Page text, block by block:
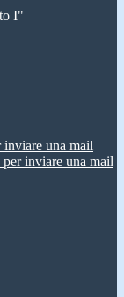
I"
una mail
inviare una mail